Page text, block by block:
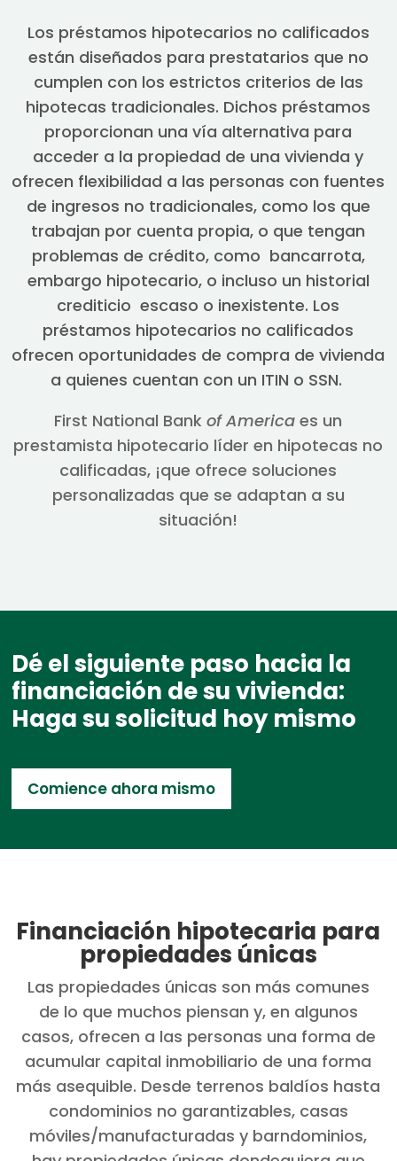
Los préstamos hipotecarios no calificados
están diseñados para prestatarios que no
cumplen con los estrictos criterios de las
hipotecas tradicionales. Dichos préstamos
proporcionan una vía alternativa para
acceder a la propiedad de una vivienda y
ofrecen flexibilidad a las personas con fuentes
de ingresos no tradicionales, como los que
trabajan por cuenta propia, o que tengan
problemas de crédito, como bancarrota,
embargo hipotecario, o incluso un historial
crediticio escaso o inexistente. Los
préstamos hipotecarios no calificados
ofrecen oportunidades de compra de vivienda
a quienes cuentan con un ITIN o SSN.
First National Bankof Americaes un
prestamista hipotecario líder en hipotecas no
calificadas, ¡que ofrece soluciones
personalizadas que se adaptan a su
situación!
Dé el siguiente paso hacia la
financiación de su vivienda:
Haga su solicitud hoy mismo
Comience ahora mismo
Financiación hipotecaria para
propiedades únicas
Las propiedades únicas son más comunes
de lo que muchos piensan y, en algunos
casos, ofrecen a las personas una forma de
acumular capital inmobiliario de una forma
más asequible. Desde terrenos baldíos hasta
condominios no garantizables, casas
móviles/manufacturadas y barndominios,